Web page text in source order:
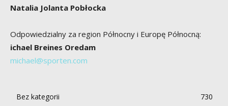
Natalia Jolanta Pobłocka
Odpowiedzialny za region Północny i Europę Północną:
ichael Breines Oredam
michael@sporten.com
Bez kategorii
730